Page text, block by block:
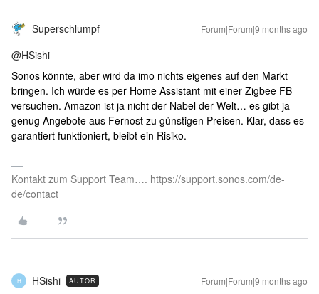
Superschlumpf Forum|Forum|9 months ago
@HSishi
Sonos könnte, aber wird da imo nichts eigenes auf den Markt
bringen. Ich würde es per Home Assistant mit einer Zigbee FB
versuchen. Amazon ist ja nicht der Nabel der Welt… es gibt ja
genug Angebote aus Fernost zu günstigen Preisen. Klar, dass es
garantiert funktioniert, bleibt ein Risiko.
Kontakt zum Support Team…. https://support.sonos.com/de-
de/contact
H HSishi AUTOR Forum|Forum|9 months ago